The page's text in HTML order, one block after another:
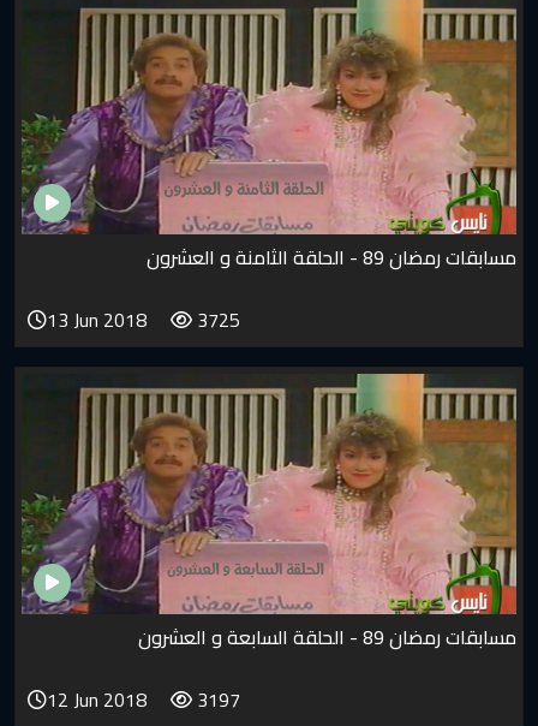
مسابقات رمضان 89 - الحلقة الثامنة و العشرون
3725
13 Jun 2018
مسابقات رمضان 89 - الحلقة السابعة و العشرون
3197
12 Jun 2018